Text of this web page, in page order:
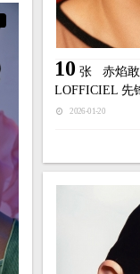
10 张赤焰
LOFFICIEL 先
2026-01-20